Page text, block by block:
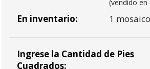
(vendido en
En inventario: 1
Ingrese la Cantidad de Pies
Cuadrados: